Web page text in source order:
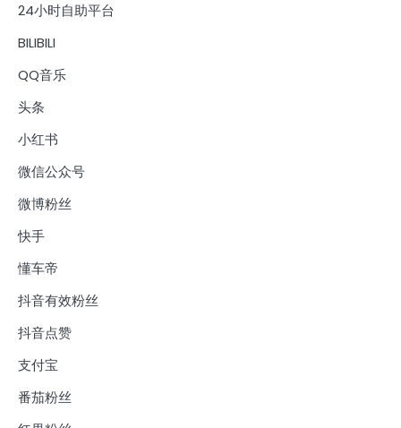
24小时自助平台
BILIBILI
QQ音乐
头条
小红书
微信公众号
微博粉丝
快手
懂车帝
抖音有效粉丝
抖音点赞
支付宝
番茄粉丝